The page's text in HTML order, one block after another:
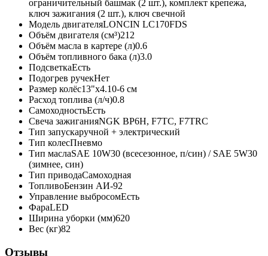
ограничительный башмак (2 шт.), комплект крепежа,
ключ зажигания (2 шт.), ключ свечной
Модель двигателяLONCIN LC170FDS
Объём двигателя (см³)212
Объём масла в картере (л)0.6
Объём топливного бака (л)3.0
ПодсветкаЕсть
Подогрев ручекНет
Размер колёс13"х4.10-6 см
Расход топлива (л/ч)0.8
СамоходностьЕсть
Свеча зажиганияNGK BP6H, F7TC, F7TRC
Тип запускаручной + электрический
Тип колесПневмо
Тип маслаSAE 10W30 (всесезонное, п/син) / SAE 5W30
(зимнее, син)
Тип приводаСамоходная
ТопливоБензин АИ-92
Управление выбросомЕсть
ФараLED
Ширина уборки (мм)620
Вес (кг)82
Отзывы